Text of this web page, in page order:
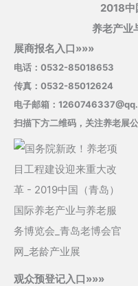
2018中
养老产业
展商报名入口»»»
电话：0532-85018653
传真：0532-85012624
电子邮箱：
扫描下方二维码，关注养老展
观众预登记入口»»»